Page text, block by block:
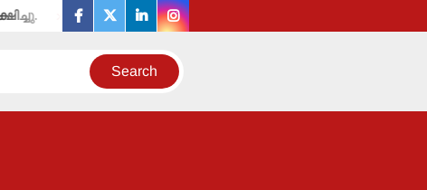
തളിപ്പറമ്പ് ശ്രീ ഭഗവതി ക്ഷേത്രത്തില്‍ കര്‍ക്കടകവാവ് പിതൃബലി
facebook
twitterlinkedininstagram